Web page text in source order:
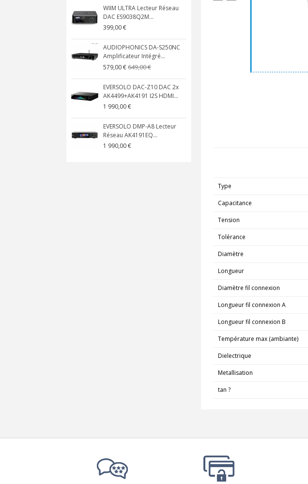
WIIM ULTRA Lecteur Réseau
DAC ES9038Q2M...
399,00 €
AUDIOPHONICS DA-S250NC
Amplificateur Intégré...
579,00 €649,00 €
EVERSOLO DAC-Z10 DAC 2x
AK4499+AK4191 I2S HDMI...
1 990,00 €
EVERSOLO DMP-A8 Lecteur
Réseau AK4191EQ...
1 990,00 €
Type
Capacitance
Tension
Tolérance
Diamètre
Longueur
Diamètre fil connexion
Longueur fil connexion A
Longueur fil connexion B
Température max (ambiante)
Dielectrique
Metallisation
tan ?